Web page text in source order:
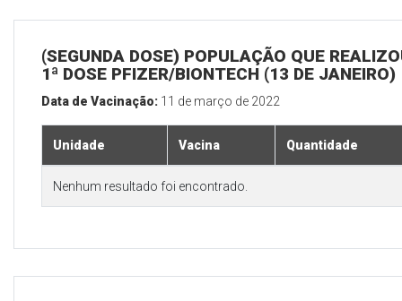
(SEGUNDA DOSE) POPULAÇÃO QUE
1ª DOSE PFIZER/BIONTECH (13 DE JANEIRO)
Data de Vacinação: 11 de março de 2022
Unidade Vacina Quantidade
Nenhum resultado foi encontrado.